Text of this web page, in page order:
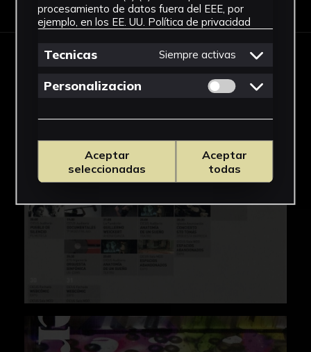
procesamiento de datos fuera del EEE, por
ejemplo, en los EE. UU. Política de privacidad
Tecnicas Siempre activas
Personalizacion Permitir cookies
Aceptar
seleccionadas
Aceptar
todas